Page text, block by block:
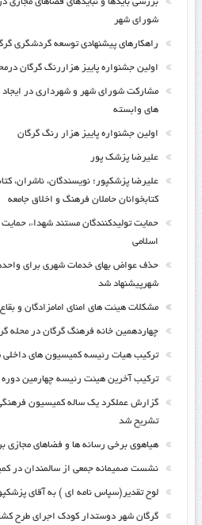
بررسی بایدها و نبایدهای فضاهای
شورای شهر
راهکارهای پیشنهادی توسعه گردشگری
اولین جشنواره پاییز هزاررنگ گرگان
مشارکت شورای شهر و شهرداری در ایجاد
های وابسته
اولین جشنواره پاییز هزار رنگ گرگان
علیرضا پزشک پور
علیرضا پزشکپور؛ نویسندگان، ناشران،
کتابخوانان حاملان فرهنگ و اخلاق جامعه
حمایت تولیدکنندگان مستند شهداء،
اسلامی
حذف عواض بهای خدمات شهری برای
شهرپیشنهاد شد
مشکلات هیئت های امنای امامزادگان و
چهاردهمین خانه فرهنگ گرگان در محله
ترکیب هیات رئیسه کمیسیون های
ترکیب آخرین هیئت رئیسه چهارمین
گزارش عملکرد یک ساله کمیسیون
تشریح شد
هیاهوی برخی رسانه ها و فضاهای مجازی
نشست صمیمانه جمعی از سالمندان در
لوح تقدیر(سپاس نامه ای ) به آقای
گرگان شهر دوستدار کودک اجرای طرح